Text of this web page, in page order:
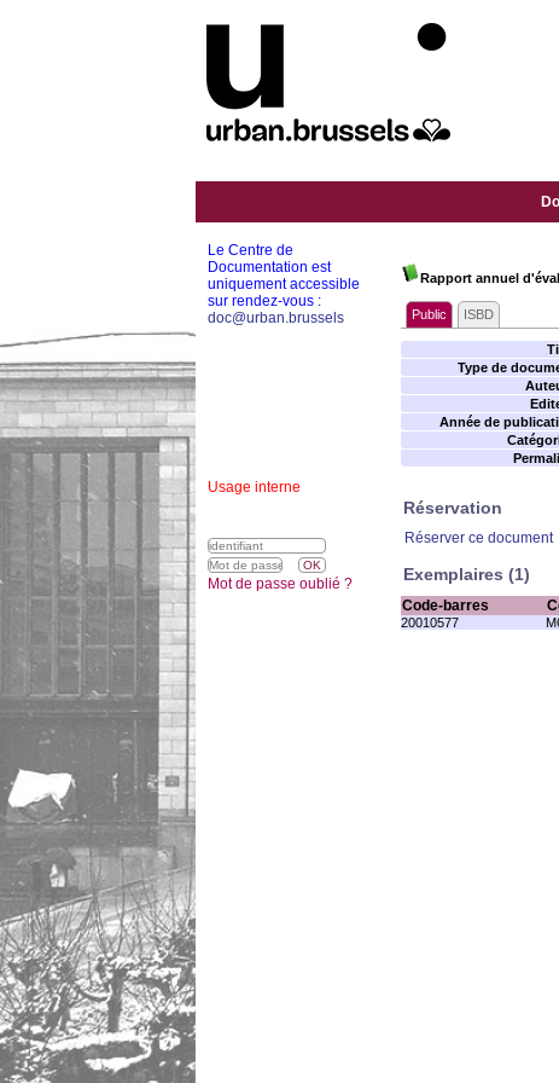
Rapport annuel
Public ISBD
Type de
Année de
Réservation
Réserver ce document
Exemplaires (1)
Code-barres
20010577
Le Centre de
Documentation est
uniquement accessible
sur rendez-vous :
doc@urban.brussels
Usage interne
Mot de passe oublié ?